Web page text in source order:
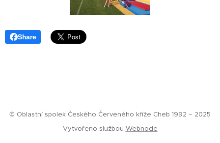
Share
© Oblastní spolek Českého Červeného kříže Cheb 1992 – 2025
Vytvořeno službou Webnode